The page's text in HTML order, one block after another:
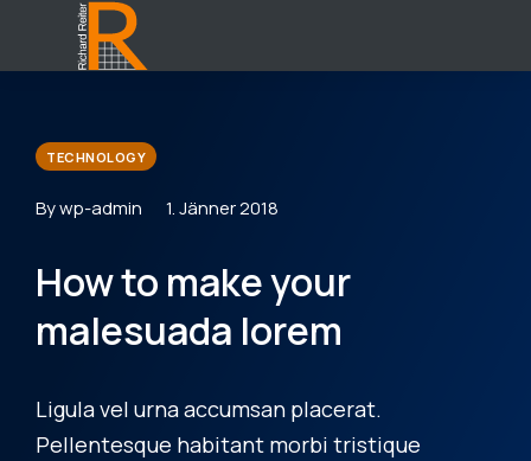
TECHNOLOGY
By wp-admin 1. Jänner 2018
How to make your
malesuada lorem
Ligula vel urna accumsan placerat.
Pellentesque habitant morbi tristique